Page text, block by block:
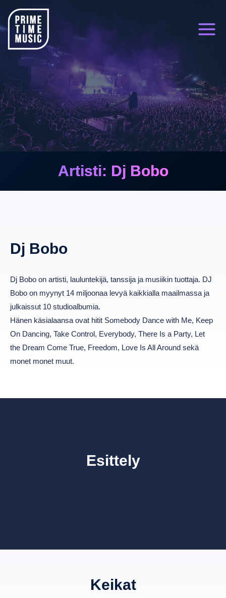
sisältöön
Artisti: Dj Bobo
Dj Bobo
Dj Bobo on artisti, lauluntekijä, tanssija ja musiikin tuottaja. DJ
Bobo on myynyt 14 miljoonaa levyä kaikkialla maailmassa ja
julkaissut 10 studioalbumia.
Hänen käsialaansa ovat hitit Somebody Dance with Me, Keep
On Dancing, Take Control, Everybody, There Is a Party, Let
the Dream Come True, Freedom, Love Is All Around sekä
monet monet muut.
Esittely
Keikat